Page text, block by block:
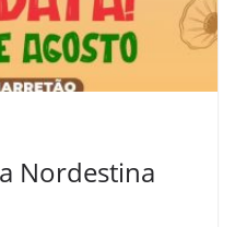
Nordestina